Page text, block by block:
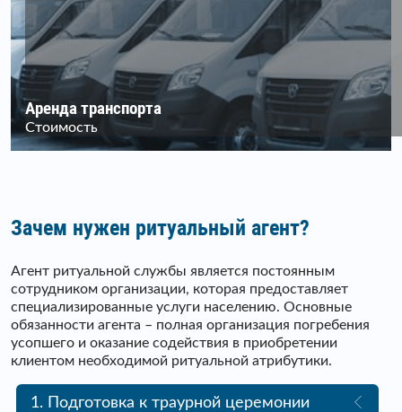
Аренда транспорта
Стоимость
Зачем нужен ритуальный агент?
Агент ритуальной службы является постоянным
сотрудником организации, которая предоставляет
специализированные услуги населению. Основные
обязанности агента – полная организация погребения
усопшего и оказание содействия в приобретении
клиентом необходимой ритуальной атрибутики.
1. Подготовка к траурной церемонии